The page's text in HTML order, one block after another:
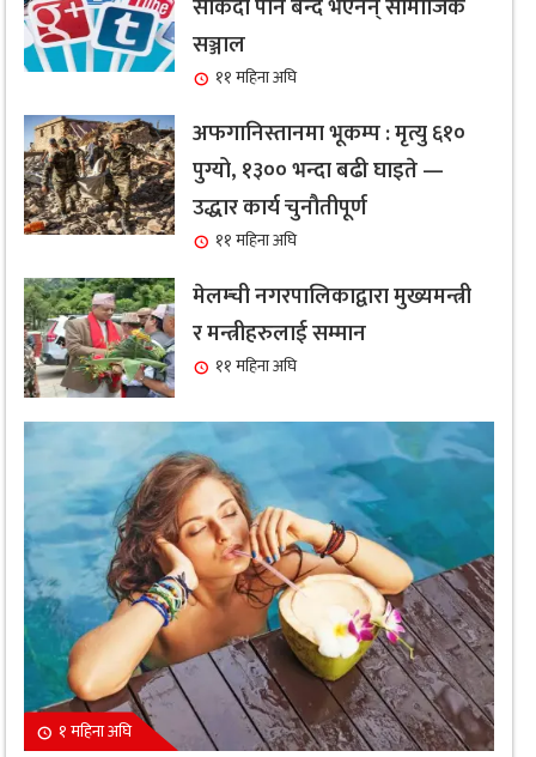
सकिँदा पनि बन्द भएनन् सामाजिक
सञ्जाल
११ महिना अघि
अफगानिस्तानमा भूकम्प : मृत्यु ६१०
पुग्यो, १३०० भन्दा बढी घाइते —
उद्धार कार्य चुनौतीपूर्ण
११ महिना अघि
मेलम्ची नगरपालिकाद्वारा मुख्यमन्त्री
र मन्त्रीहरुलाई सम्मान
११ महिना अघि
१ महिना अघि